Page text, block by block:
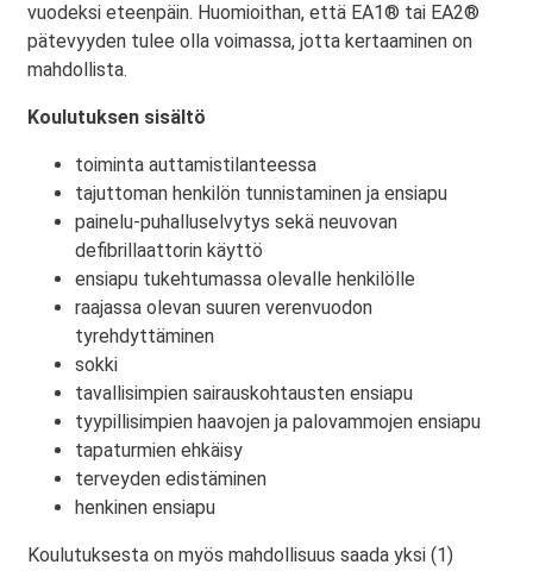
vuodeksi eteenpäin. Huomioithan, että EA1® tai EA2®
pätevyyden tulee olla voimassa, jotta kertaaminen on
mahdollista.
Koulutuksen sisältö
toiminta auttamistilanteessa
tajuttoman henkilön tunnistaminen ja ensiapu
painelu-puhalluselvytys sekä neuvovan
defibrillaattorin käyttö
ensiapu tukehtumassa olevalle henkilölle
raajassa olevan suuren verenvuodon
tyrehdyttäminen
sokki
tavallisimpien sairauskohtausten ensiapu
tyypillisimpien haavojen ja palovammojen ensiapu
tapaturmien ehkäisy
terveyden edistäminen
henkinen ensiapu
Koulutuksesta on myös mahdollisuus saada yksi (1)